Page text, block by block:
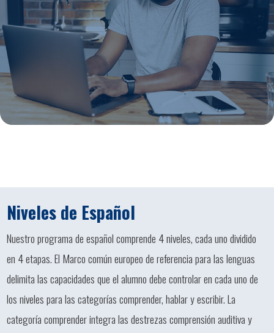
Niveles de Español
Nuestro programa de español comprende 4 niveles, cada uno dividido
en 4 etapas. El Marco común europeo de referencia para las lenguas
delimita las capacidades que el alumno debe controlar en cada uno de
los niveles para las categorías comprender, hablar y escribir. La
categoría comprender integra las destrezas comprensión auditiva y